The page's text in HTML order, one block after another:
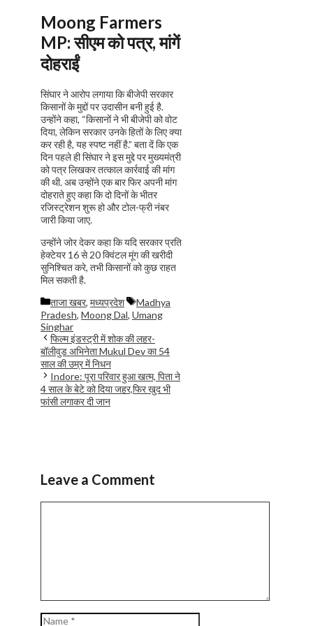
Moong Farmers
MP:सीएम को पत्र, मांगें
दोहराईं
सिंघार ने आरोप लगाया कि बीजेपी सरकार
किसानों के मुद्दों पर उदासीन बनी हुई है.
उन्होंने कहा, “किसानों ने भी बीजेपी को वोट
दिया, लेकिन सरकार उनके हितों के लिए क्या
कर रही है, यह स्पष्ट नहीं है.” बता दें कि एक
दिन पहले ही सिंघार ने इस मुद्दे पर मुख्यमंत्री
को पत्र लिखकर तत्काल कार्रवाई की मांग
की थी. अब उन्होंने एक बार फिर अपनी मांग
दोहराते हुए कहा कि दो दिनों के भीतर
रजिस्ट्रेशन शुरू हो और टोल-फ्री नंबर
जारी किया जाए.
उन्होंने जोर देकर कहा कि यदि सरकार प्रति
हेक्टेयर 16 से 20 क्विंटल मूंग की खरीदी
सुनिश्चित करे, तभी किसानों को कुछ राहत
मिल सकती है.
Categories
ताजा खबर, मध्यप्रदेश Tags
Madhya
Pradesh, Moong Dal, Umang
Singhar
फिल्म इंडस्ट्री में शोक की लहर-
बॉलीवुड अभिनेता Mukul Dev का 54
साल की उम्र में निधन
Indore: पूरा परिवार हुआ खत्म, पिता ने
4 साल के बेटे को दिया जहर,फिर खुद भी
फांसी लगाकर दी जान
Leave a Comment
Name